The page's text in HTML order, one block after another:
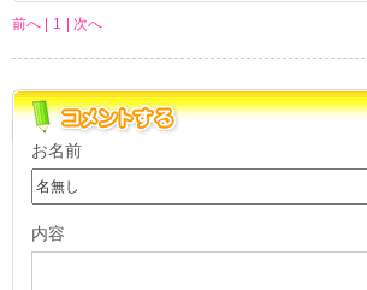
前へ | 1 | 次へ
お名前
内容